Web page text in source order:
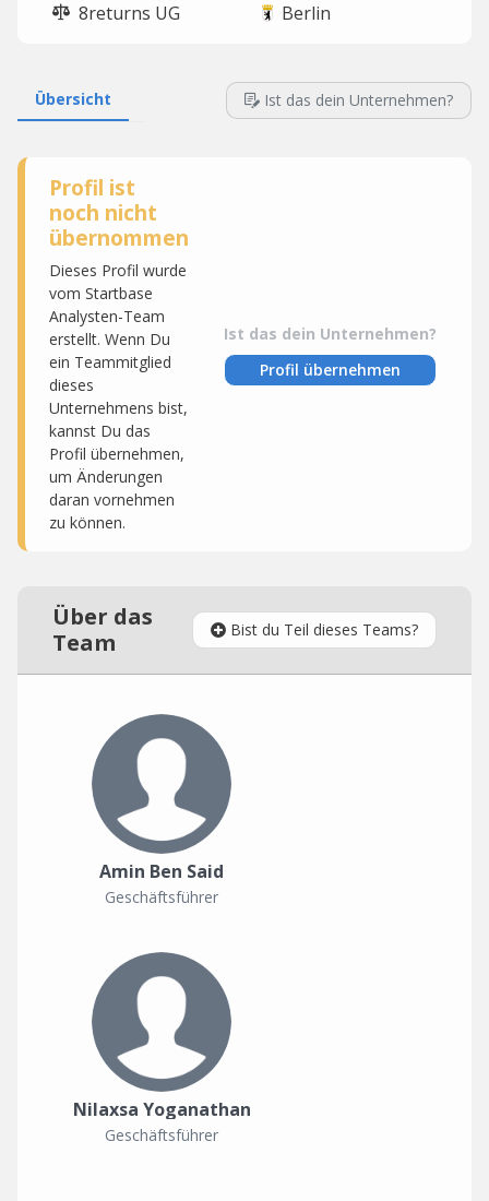
8returns UG Berlin
Übersicht Ist das dein Unternehmen?
Profil ist
noch nicht
übernommen
Dieses Profil wurde
vom Startbase
Analysten-Team
erstellt. Wenn Du
ein Teammitglied
dieses
Unternehmens bist,
kannst Du das
Profil übernehmen,
um Änderungen
daran vornehmen
zu können.
Ist das dein Unternehmen?
Profil übernehmen
Über das
Team
Bist du Teil dieses Teams?
Amin Ben Said
Geschäftsführer
Nilaxsa Yoganathan
Geschäftsführer